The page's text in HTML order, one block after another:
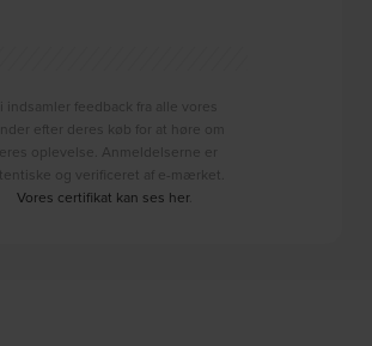
indsamler feedback fra alle vores
efter deres køb for at høre om
oplevelse. Anmeldelserne er
og verificeret af e-mærket.
Vores certifikat kan ses her.